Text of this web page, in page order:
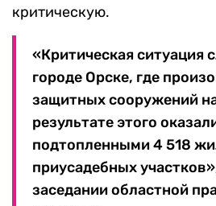
критическую.
«Критическая ситуация
городе Орске, где
защитных сооружений
результате этого
подтопленными 4 518
приусадебных
заседании областной